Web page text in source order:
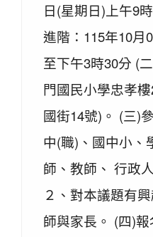
日(星期日)上午9
進階：115年10月
至下午3時30分 (
門國民小學忠孝
國街14號)。 (三)
中(職)、國中小、
師、教師、 行政
２、對本議題有
師與家長。 (四)